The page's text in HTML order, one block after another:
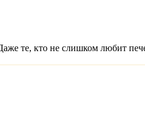
те, кто не слишком любит